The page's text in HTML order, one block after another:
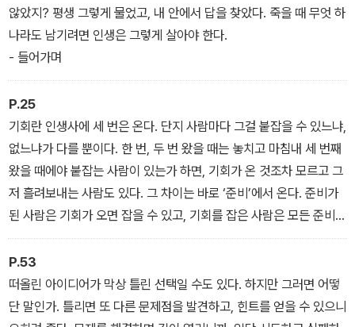
않았지? 평생 그렇게 물었고, 내 안에서 답을 찾았다. 죽을 때 무엇 하
나라도 남기려면 인생은 그렇게 살아야 한다.
- 들어가며
P.25
기회란 인생사에 세 번은 온다. 단지 사람마다 그걸 붙잡을 수 있느냐,
없느냐가 다를 뿐이다. 한 번, 두 번 왔을 때는 놓치고 마침내 세 번째
왔을 때에야 붙잡는 사람이 있는가 하면, 기회가 온 것조차 모르고 그
저 흘려보내는 사람도 있다. 그 차이는 바로 ‘준비’에서 온다. 준비가
된 사람은 기회가 오면 잡을 수 있고, 기회를 잡은 사람은 모든 준비가
된 사람인 것이다.
- 1장 ‘이겨내기 위한 의식’
P.53
떠올린 아이디어가 막상 틀린 선택일 수도 있다. 하지만 그러면 어떻
단 말인가. 틀리면 또 다른 문제점을 발견하고, 힌트를 얻을 수 있으니